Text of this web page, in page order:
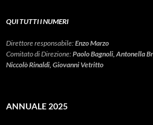
QUI TUTTI I NUMERI
Direttore responsabile:Enzo Marzo
Comitato di Direzione:Paolo Bagnoli, Antonella
Niccolò Rinaldi, Giovanni Vetritto
ANNUALE 2025